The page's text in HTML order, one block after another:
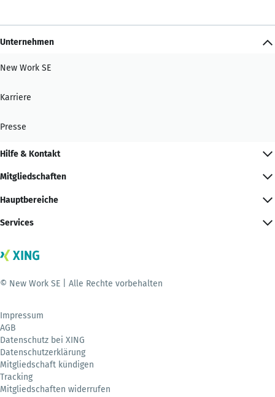
Unternehmen
New Work SE
Karriere
Presse
Hilfe & Kontakt
Mitgliedschaften
Hauptbereiche
Services
© New Work SE | Alle Rechte vorbehalten
Impressum
AGB
Datenschutz bei XING
Datenschutzerklärung
Mitgliedschaft kündigen
Tracking
Mitgliedschaften widerrufen